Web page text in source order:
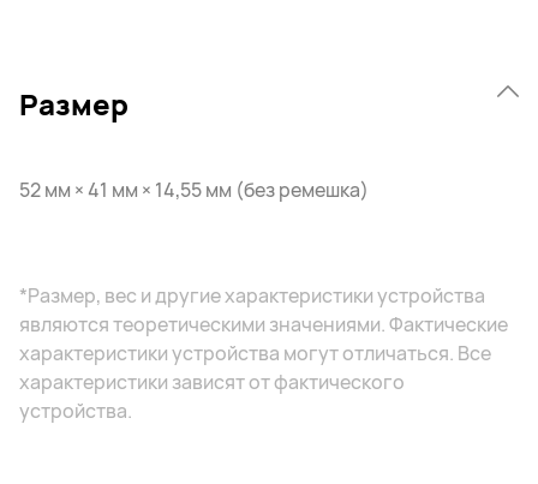
Размер
52 мм × 41 мм × 14,55 мм (без ремешка)
*Размер, вес и другие характеристики устройства
являются теоретическими значениями. Фактические
характеристики устройства могут отличаться. Все
характеристики зависят от фактического
устройства.